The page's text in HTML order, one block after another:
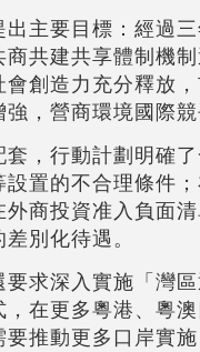
出主要目標：經過
商共建共享體制機
會創造力充分釋放
，營商環境國際競
套，行動計劃明確
設置的不合理條件
外商投資准入負面
別化待遇。
要求深入實施「灣
在更多粵港、粵
推動更多口岸實施